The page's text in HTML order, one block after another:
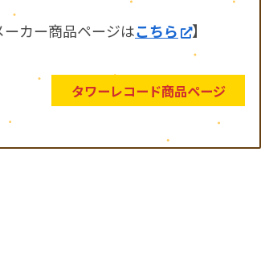
ーカー商品ページはこちら 】
タワーレコード商品ページ